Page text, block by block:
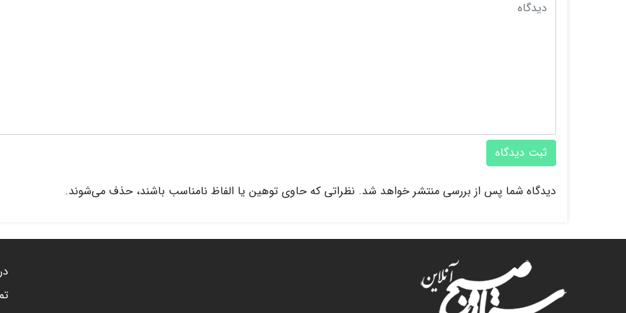
ثبت دیدگاه
دیدگاه شما پس از بررسی منتشر خواهد شد. نظراتی که حاوی توهین یا الفاظ نامناسب باشند، حذف می‌شوند.